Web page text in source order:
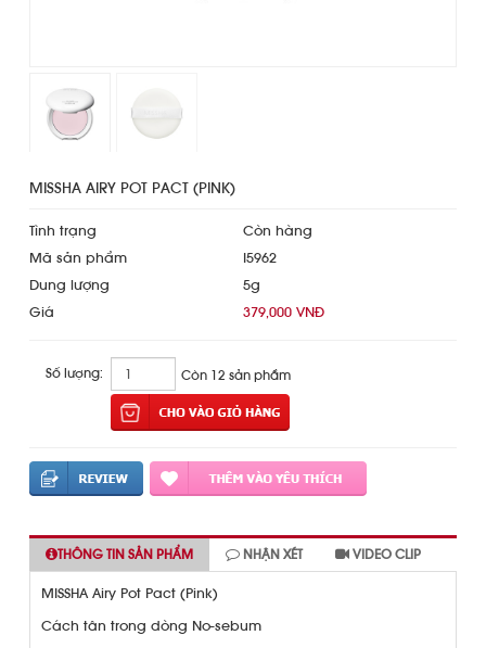
MISSHA AIRY POT PACT (PINK)
Tình trạng
Còn hàng
Mã sản phẩm
I5962
Dung lượng
5g
Giá
379,000 VNĐ
Số lượng: Còn 12 sản phẩm
THÔNG TIN SẢN PHẨM NHẬN XÉT VIDEO CLIP
MISSHA Airy Pot Pact (Pink)
Cách tân trong dòng No-sebum